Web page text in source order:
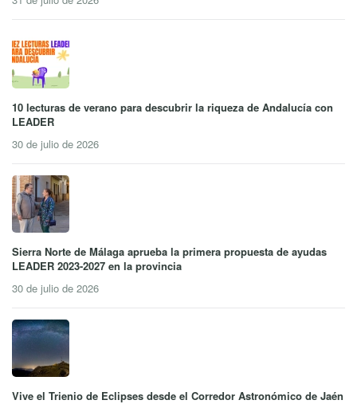
10 lecturas de verano para descubrir la riqueza de Andalucía con
LEADER
30 de julio de 2026
Sierra Norte de Málaga aprueba la primera propuesta de ayudas
LEADER 2023-2027 en la provincia
30 de julio de 2026
Vive el Trienio de Eclipses desde el Corredor Astronómico de Jaén